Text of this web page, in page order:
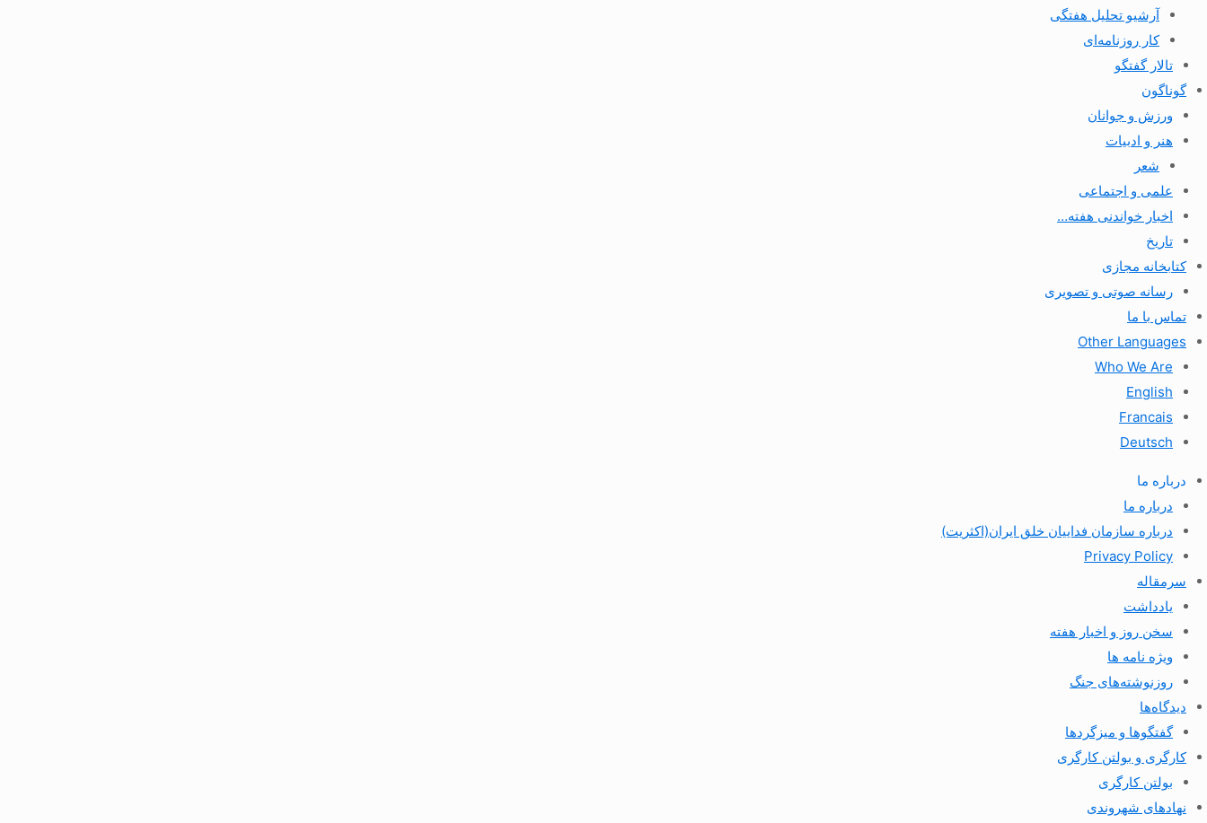
آرشیو تحلیل هفتگی
کار روزنامه‌ای
تالار گفتگو
گوناگون
ورزش و جوانان
هنر و ادبیات
شعر
علمی و اجتماعی
اخبار خواندنی هفته…
تاریخ
کتابخانه مجازی
رسانه صوتی و تصویری
تماس با ما
Other Languages
Who We Are
English
Francais
Deutsch
درباره ما
درباره ما
درباره سازمان فداییان خلق ایران(اکثریت)
Privacy Policy
سرمقاله
یادداشت
سخن روز و اخبار هفته
ویژه نامه ها
روزنوشته‌های جنگ
دیدگاه‌ها
گفتگوها و میزگردها
کارگری و بولتن کارگری
بولتن کارگری
نهادهای شهروندی